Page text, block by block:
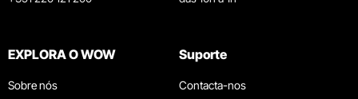
EXPLORA O WOW
Sobre nós
Suporte
Contacta-nos